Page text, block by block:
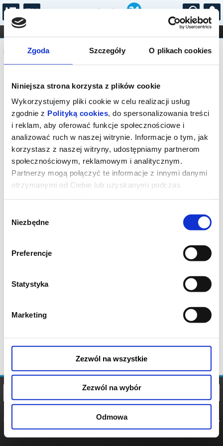
Zgoda Szczegóły O plikach cookies
Niniejsza strona korzysta z plików cookie
Wykorzystujemy pliki cookie w celu realizacji usług
zgodnie z Polityką cookies, do spersonalizowania treści
i reklam, aby oferować funkcje społecznościowe i
analizować ruch w naszej witrynie. Informacje o tym, jak
korzystasz z naszej witryny, udostępniamy partnerom
społecznościowym, reklamowym i analitycznym.
Partnerzy mogą połączyć te informacje z innymi danymi
otrzymanymi od Ciebie lub uzyskanymi podczas
zgody
Niezbędne
Preferencje
Statystyka
Marketing
Zezwól na wszystkie
Zezwól na wybór
Odmowa
...
FILHARMONIA OPERA I BALET
STAND-UP
DLA DZIECI
Komunikat
Seans wyprzedany.
POLITYKA
POLITYKA